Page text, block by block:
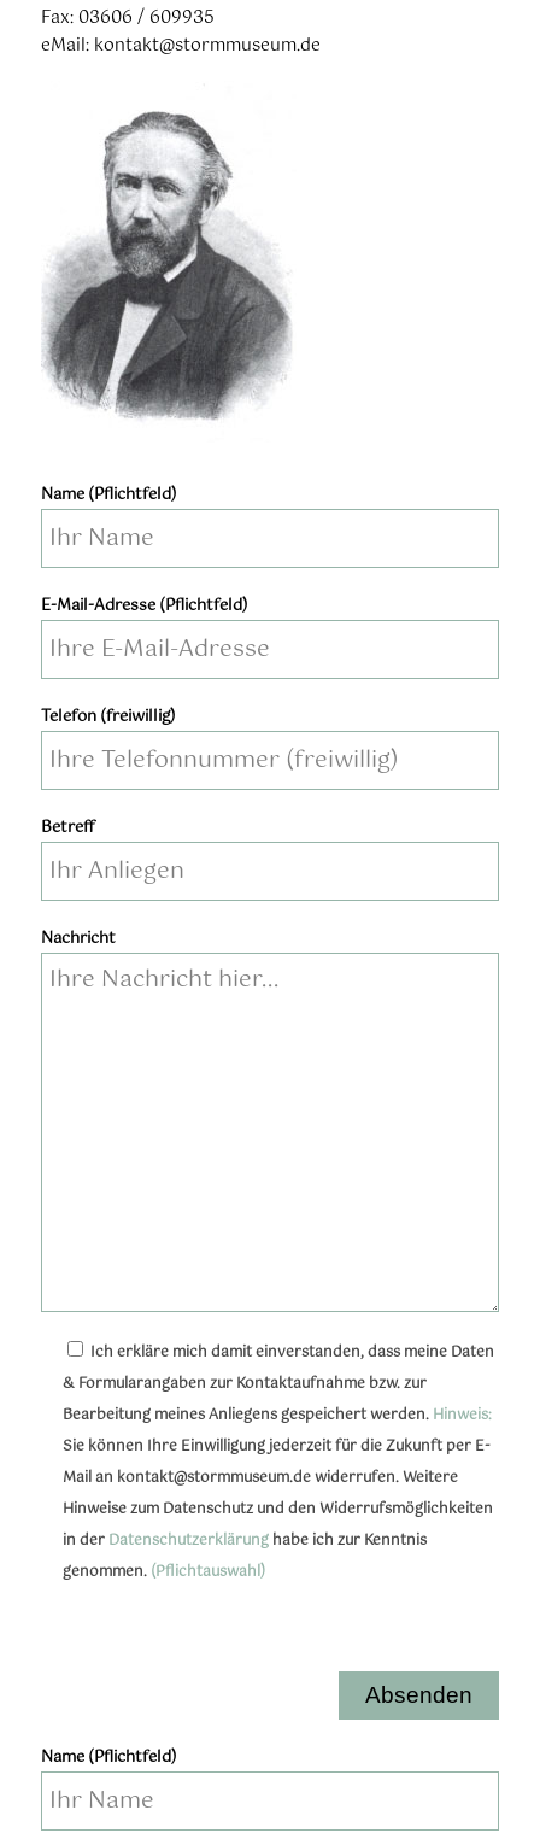
Fax: 03606 / 609935
eMail: kontakt@stormmuseum.de
Storm-Stich nach
einem Foto von
1868
Name (Pflichtfeld)
E-Mail-Adresse (Pflichtfeld)
Bitte lassen Sie dieses Feld leer.
Bitte lasse dieses Feld leer.
Telefon (freiwillig)
Betreff
Bitte lassen Sie dieses Feld leer.
Bitte lasse dieses Feld leer.
Nachricht
Ich erkläre mich damit einverstanden, dass meine Daten
& Formularangaben zur Kontaktaufnahme bzw. zur
Bearbeitung meines Anliegens gespeichert werden. Hinweis:
Sie können Ihre Einwilligung jederzeit für die Zukunft per E-
Mail an kontakt@stormmuseum.de widerrufen. Weitere
Hinweise zum Datenschutz und den Widerrufsmöglichkeiten
in der Datenschutzerklärung habe ich zur Kenntnis
genommen. (Pflichtauswahl)
Name (Pflichtfeld)